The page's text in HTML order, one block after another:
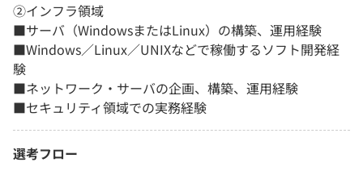
②インフラ領域
■サーバ（WindowsまたはLinux）の構築、運用経験
■Windows／Linux／UNIXなどで稼働するソフト開発経
験
■ネットワーク・サーバの企画、構築、運用経験
■セキュリティ領域での実務経験
選考フロー